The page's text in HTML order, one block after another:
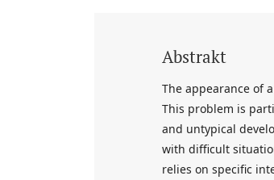
Abstrakt
The appearance of
This problem is
and untypical
with difficult
relies on specific